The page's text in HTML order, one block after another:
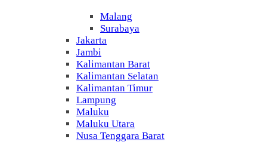
Malang
Surabaya
Jakarta
Jambi
Kalimantan Barat
Kalimantan Selatan
Kalimantan Timur
Lampung
Maluku
Maluku Utara
Nusa Tenggara Barat